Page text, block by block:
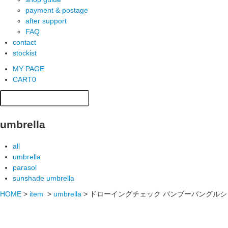
payment & postage
after support
FAQ
contact
stockist
MY PAGE
CART0
umbrella
all
umbrella
parasol
sunshade umbrella
HOME > item > umbrella > ドローイングチェック バンブーバングル